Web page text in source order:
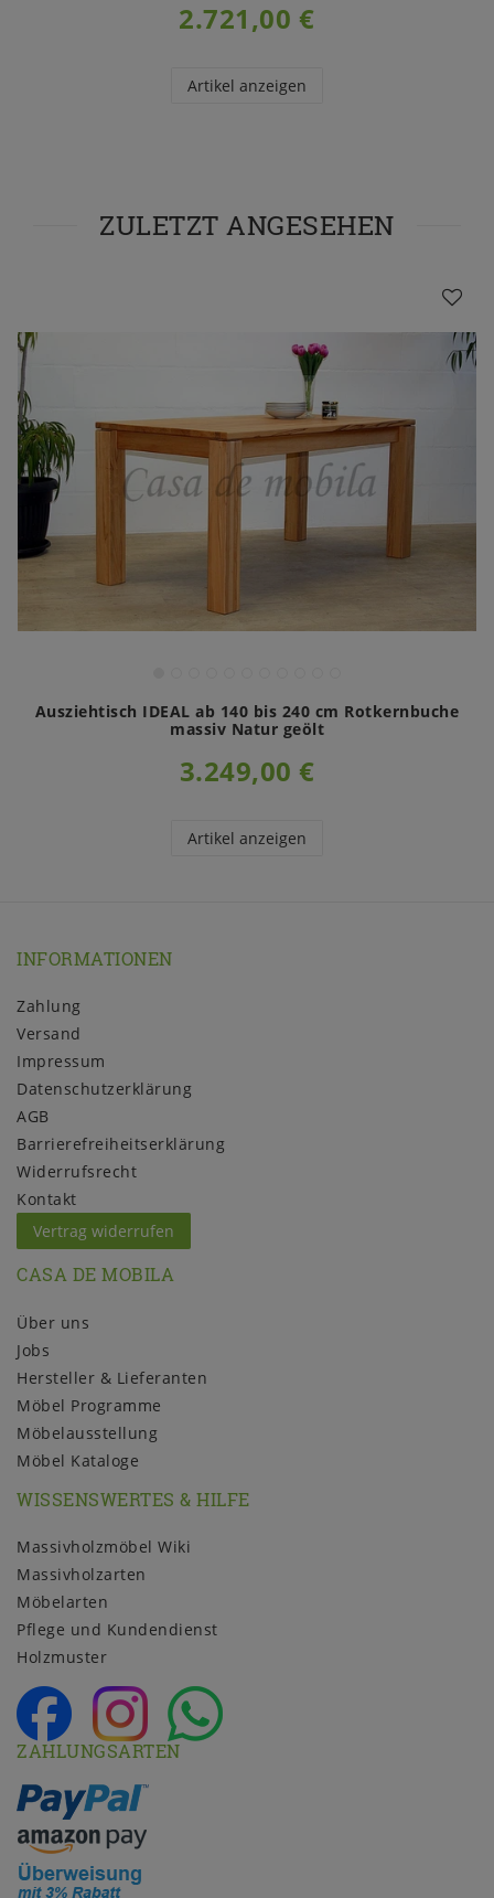
2.721,00 €
Artikel anzeigen
ZULETZT ANGESEHEN
Ausziehtisch IDEAL ab 140 bis 240 cm Rotkernbuche
massiv Natur geölt
3.249,00 €
Artikel anzeigen
INFORMATIONEN
Zahlung
Versand
Impressum
Daten­schutz­erklärung
AGB
Barrierefreiheitserklärung
Widerrufs­recht
Kontakt
Vertrag widerrufen
CASA DE MOBILA
Über uns
Jobs
Hersteller & Lieferanten
Möbel Programme
Möbelausstellung
Möbel Kataloge
WISSENSWERTES & HILFE
Massivholzmöbel Wiki
Massivholzarten
Möbelarten
Pflege und Kundendienst
Holzmuster
ZAHLUNGSARTEN